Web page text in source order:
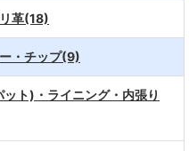
革(18)
・チップ(9)
ト)・ライニング・内張り